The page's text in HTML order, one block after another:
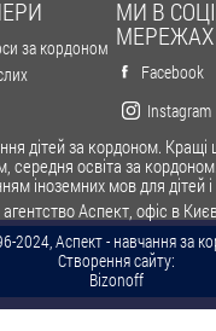
за кордоном
МИ В
МЕРЕЖАХ
Facebook
Instagram
дітей за кордоном. Кращі
середня освіта за
іноземних мов для дітей і
Аспект, офіс в
2024, Аспект - навчання за
Створення сайту:
Bizonoff